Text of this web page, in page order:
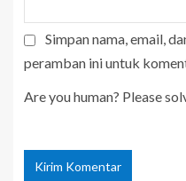
Simpan nama, email,
peramban ini untuk
Are you human? Please